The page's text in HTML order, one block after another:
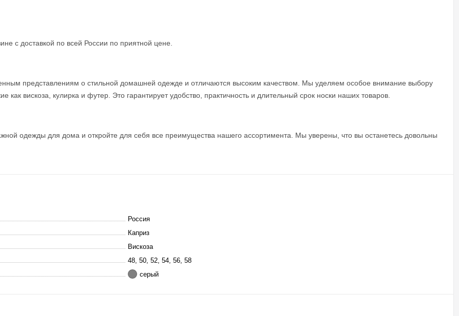
с доставкой по всей России по приятной цене.
представлениям о стильной домашней одежде и отличаются высоким качеством. Мы уделяем особое внимание выбору
как вискоза, кулирка и футер. Это гарантирует удобство, практичность и длительный срок носки наших товаров.
одежды для дома и откройте для себя все преимущества нашего ассортимента. Мы уверены, что вы останетесь довольны
Россия
Каприз
Вискоза
48, 50, 52, 54, 56, 58
серый